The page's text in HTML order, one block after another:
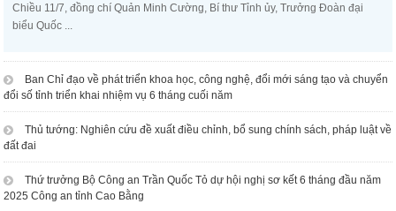
Chiều 11/7, đồng chí Quản Minh Cường, Bí thư Tỉnh ủy, Trưởng Đoàn đại
biểu Quốc ...
Ban Chỉ đạo về phát triển khoa học, công nghệ, đổi mới sáng tạo và chuyển
đổi số tỉnh triển khai nhiệm vụ 6 tháng cuối năm
Thủ tướng: Nghiên cứu đề xuất điều chỉnh, bổ sung chính sách, pháp luật về
đất đai
Thứ trưởng Bộ Công an Trần Quốc Tỏ dự hội nghị sơ kết 6 tháng đầu năm
2025 Công an tỉnh Cao Bằng